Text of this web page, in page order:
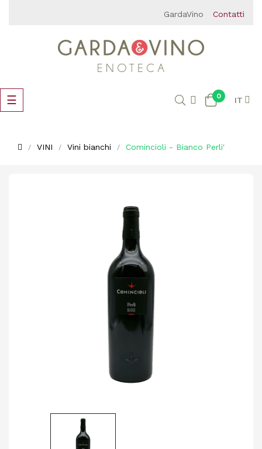
GardaVino Contatti
navigazione
Toggle
☰ 0 IT
VINI Vini bianchi Comincioli - Bianco Perli'